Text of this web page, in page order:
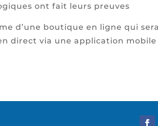
ont fait leurs preuves
d’une boutique en ligne qui
direct via une application